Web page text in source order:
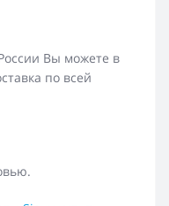
Вы можете в
по всей